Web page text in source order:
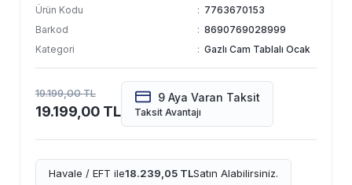
Ürün Kodu : 7763670153
Barkod
: 8690769028999
Kategori
: Gazlı Cam Tablalı Ocak
19.199,00 TL
19.199,00 TL
9 Aya Varan Taksit
Taksit Avantajı
Havale / EFT ile18.239,05 TLSatın Alabilirsiniz.